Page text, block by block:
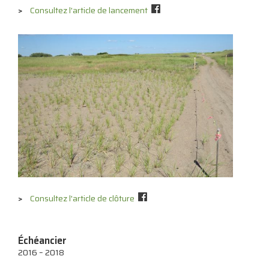
Consultez l'article de lancement
Consultez l'article de clôture
Échéancier
2016 – 2018